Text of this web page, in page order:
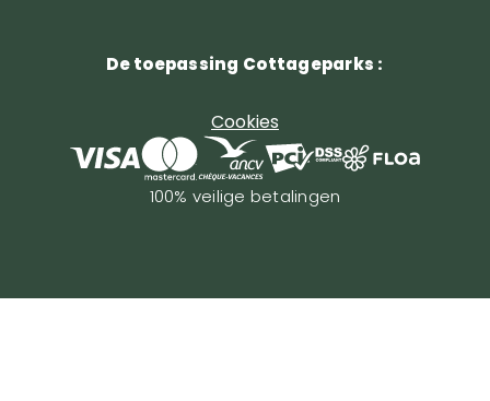
De toepassing Cottageparks :
Cookies
100% veilige betalingen